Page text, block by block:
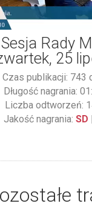
Rady
25
Czas publikacji: 743
Długość nagrania:
Liczba odtworzeń:
Jakość nagrania: SD |